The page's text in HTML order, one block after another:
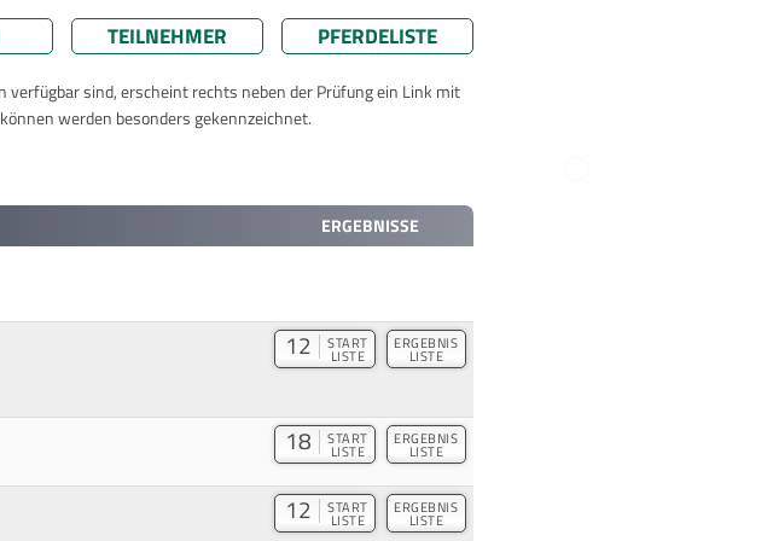
TEILNEHMER PFERDELISTE
sind, erscheint rechts neben der Prüfung ein Link mit
werden besonders gekennzeichnet.
ERGEBNISSE
12 START
LISTE
ERGEBNIS
LISTE
18 START
LISTE
ERGEBNIS
LISTE
12 START
LISTE
ERGEBNIS
LISTE